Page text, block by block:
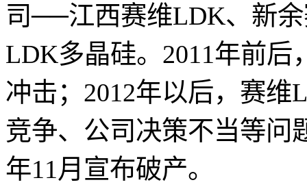
司──江西赛维LDK、新
LDK多晶硅。2011年前
冲击；2012年以后，赛
竞争、公司决策不当等问
年11月宣布破产。